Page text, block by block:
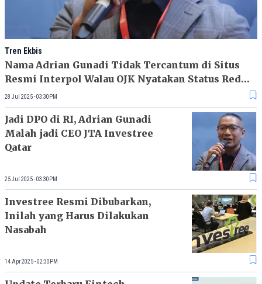
Tren Ekbis
Nama Adrian Gunadi Tidak Tercantum di Situs
Resmi Interpol Walau OJK Nyatakan Status Red
Notice
28 Jul 2025 - 03:30PM
Jadi DPO di RI, Adrian Gunadi
Malah jadi CEO JTA Investree
Qatar
25 Jul 2025 - 03:30PM
Investree Resmi Dibubarkan,
Inilah yang Harus Dilakukan
Nasabah
14 Apr 2025 - 02:30PM